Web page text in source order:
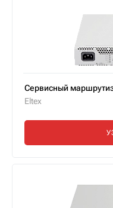
Сервисный
Eltex